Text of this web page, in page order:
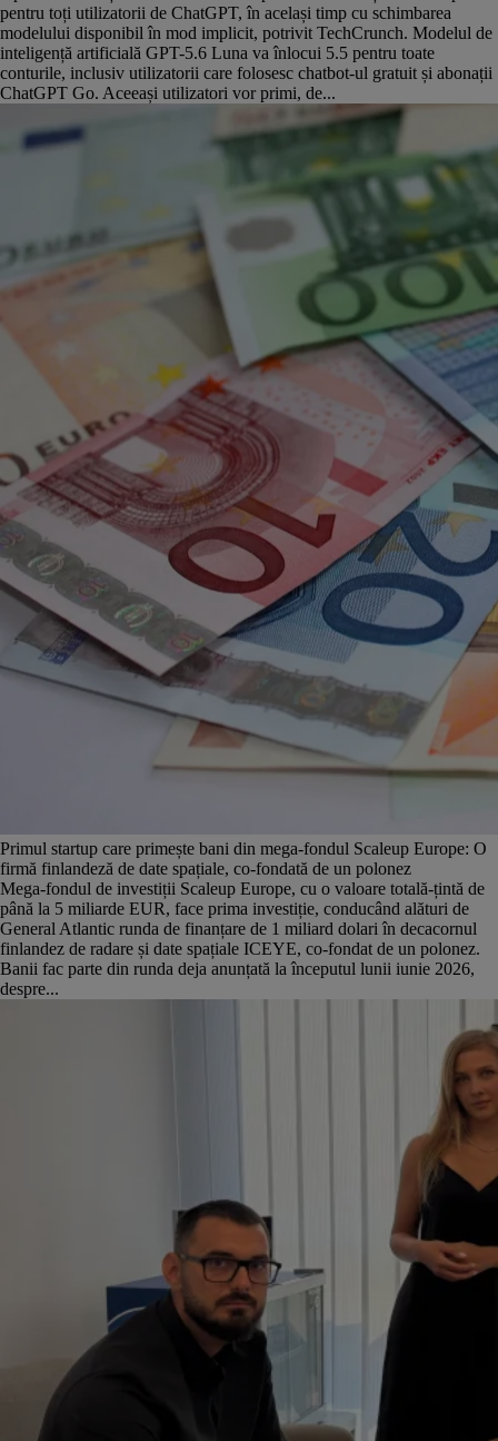
pentru toți utilizatorii de ChatGPT, în același timp cu schimbarea
modelului disponibil în mod implicit, potrivit TechCrunch. Modelul de
inteligență artificială GPT-5.6 Luna va înlocui 5.5 pentru toate
conturile, inclusiv utilizatorii care folosesc chatbot-ul gratuit și abonații
ChatGPT Go. Aceeași utilizatori vor primi, de...
Primul startup care primește bani din mega-fondul Scaleup Europe: O
firmă finlandeză de date spațiale, co-fondată de un polonez
Mega-fondul de investiții Scaleup Europe, cu o valoare totală-țintă de
până la 5 miliarde EUR, face prima investiție, conducând alături de
General Atlantic runda de finanțare de 1 miliard dolari în decacornul
finlandez de radare și date spațiale ICEYE, co-fondat de un polonez.
Banii fac parte din runda deja anunțată la începutul lunii iunie 2026,
despre...